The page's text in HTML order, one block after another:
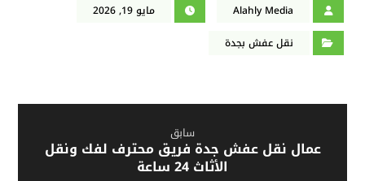
Alahly Media
مايو 19, 2026
نقل عفش بجدة
سابق
عمال نقل عفش جدة فريق محترف لفك ونقل
الأثاث 24 ساعة